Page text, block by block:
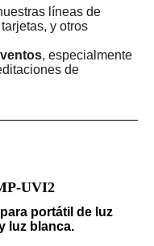
líneas de
y otros
, especialmente
de
UVI2
portátil de luz
luz blanca.